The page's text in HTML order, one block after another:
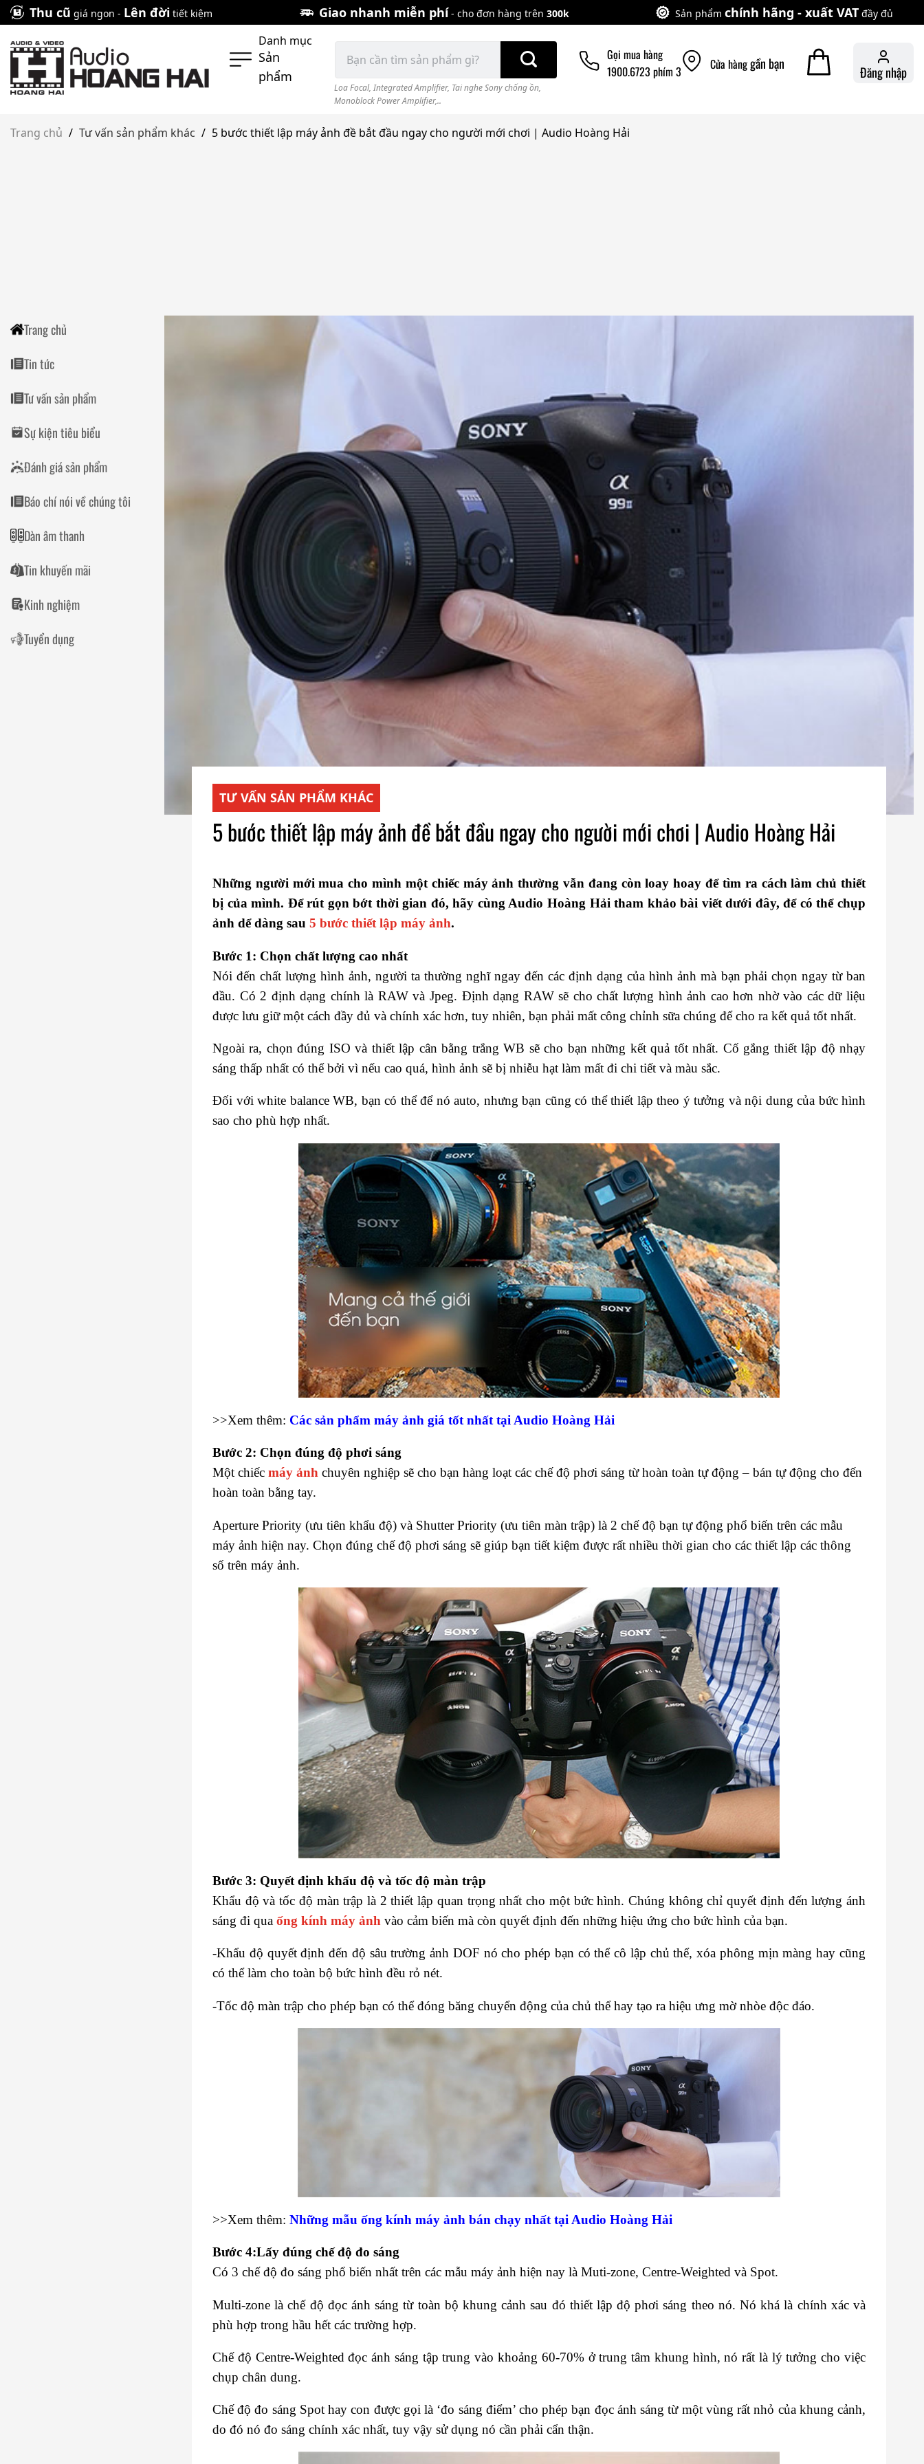
Skip
to
content
Thu cũ giá ngon - Lên đời tiết kiệm Giao nhanh miễn phí- cho đơn hàng trên 300k Sản phẩm chính hãng - xuất VAT đầy đủ
Danh mục
Sản
phẩm
kiếm:
Loa Focal, Integrated Amplifier, Tai nghe Sony chống ồn,
Monoblock Power Amplifier,..
Gọi mua hàng
1900.6723 phím 3
Cửa hànggần bạn Đăng nhập
Trang chủ / Tư vấn sản phẩm khác / 5 bước thiết lập máy ảnh đề bắt đầu ngay cho người mới chơi | Audio Hoàng Hải
Trang chủ
Tin tức
Tư vấn sản phẩm
Sự kiện tiêu biểu
Đánh giá sản phẩm
Báo chí nói về chúng tôi
Dàn âm thanh
Tin khuyến mãi
Kinh nghiệm
Tuyển dụng
TƯ VẤN SẢN PHẨM KHÁC
5 bước thiết lập máy ảnh đề bắt đầu ngay cho người mới chơi | Audio Hoàng Hải
Những người mới mua cho mình một chiếc máy ảnh thường vẫn đang còn loay hoay để tìm ra cách làm chủ thiết
bị của mình. Để rút gọn bớt thời gian đó, hãy cùng Audio Hoàng Hải tham khảo bài viết dưới đây, để có thể chụp
ảnh dể dàng sau 5 bước thiết lập máy ảnh.
Bước 1: Chọn chất lượng cao nhất
Nói đến chất lượng hình ảnh, người ta thường nghĩ ngay đến các định dạng của hình ảnh mà bạn phải chọn ngay từ ban
đầu. Có 2 định dạng chính là RAW và Jpeg. Định dạng RAW sẽ cho chất lượng hình ảnh cao hơn nhờ vào các dữ liệu
được lưu giữ một cách đầy đủ và chính xác hơn, tuy nhiên, bạn phải mất công chỉnh sữa chúng để cho ra kết quả tốt nhất.
Ngoài ra, chọn đúng ISO và thiết lập cân bằng trắng WB sẽ cho bạn những kết quả tốt nhất. Cố gắng thiết lập độ nhạy
sáng thấp nhất có thể bởi vì nếu cao quá, hình ảnh sẽ bị nhiễu hạt làm mất đi chi tiết và màu sắc.
Đối với white balance WB, bạn có thể để nó auto, nhưng bạn cũng có thể thiết lập theo ý tưởng và nội dung của bức hình
sao cho phù hợp nhất.
>>Xem thêm: Các sản phẩm máy ảnh giá tốt nhất tại Audio Hoàng Hải
Bước 2: Chọn đúng độ phơi sáng
Một chiếc máy ảnh chuyên nghiệp sẽ cho bạn hàng loạt các chế độ phơi sáng từ hoàn toàn tự động – bán tự động cho đến
hoàn toàn bằng tay.
Aperture Priority (ưu tiên khẩu độ) và Shutter Priority (ưu tiên màn trập) là 2 chế độ bạn tự động phổ biến trên các mẫu
máy ảnh hiện nay. Chọn đúng chế độ phơi sáng sẽ giúp bạn tiết kiệm được rất nhiều thời gian cho các thiết lập các thông
số trên máy ảnh.
Bước 3: Quyết định khẩu độ và tốc độ màn trập
Khẩu độ và tốc độ màn trập là 2 thiết lập quan trọng nhất cho một bức hình. Chúng không chỉ quyết định đến lượng ánh
sáng đi qua ống kính máy ảnh vào cảm biến mà còn quyết định đến những hiệu ứng cho bức hình của bạn.
-Khẩu độ quyết định đến độ sâu trường ảnh DOF nó cho phép bạn có thể cô lập chủ thể, xóa phông mịn màng hay cũng
có thể làm cho toàn bộ bức hình đều rỏ nét.
-Tốc độ màn trập cho phép bạn có thể đóng băng chuyển động của chủ thể hay tạo ra hiệu ưng mờ nhòe độc đáo.
>>Xem thêm: Những mẫu ống kính máy ảnh bán chạy nhất tại Audio Hoàng Hải
Bước 4:Lấy đúng chế độ đo sáng
Có 3 chế độ đo sáng phổ biến nhất trên các mẫu máy ảnh hiện nay là Muti-zone, Centre-Weighted và Spot.
Multi-zone là chế độ đọc ánh sáng từ toàn bộ khung cảnh sau đó thiết lập độ phơi sáng theo nó. Nó khá là chính xác và
phù hợp trong hầu hết các trường hợp.
Chế độ Centre-Weighted đọc ánh sáng tập trung vào khoảng 60-70% ở trung tâm khung hình, nó rất là lý tưởng cho việc
chụp chân dung.
Chế độ đo sáng Spot hay con được gọi là ‘đo sáng điểm’ cho phép bạn đọc ánh sáng từ một vùng rất nhỏ của khung cảnh,
do đó nó đo sáng chính xác nhất, tuy vậy sử dụng nó cần phải cẩn thận.